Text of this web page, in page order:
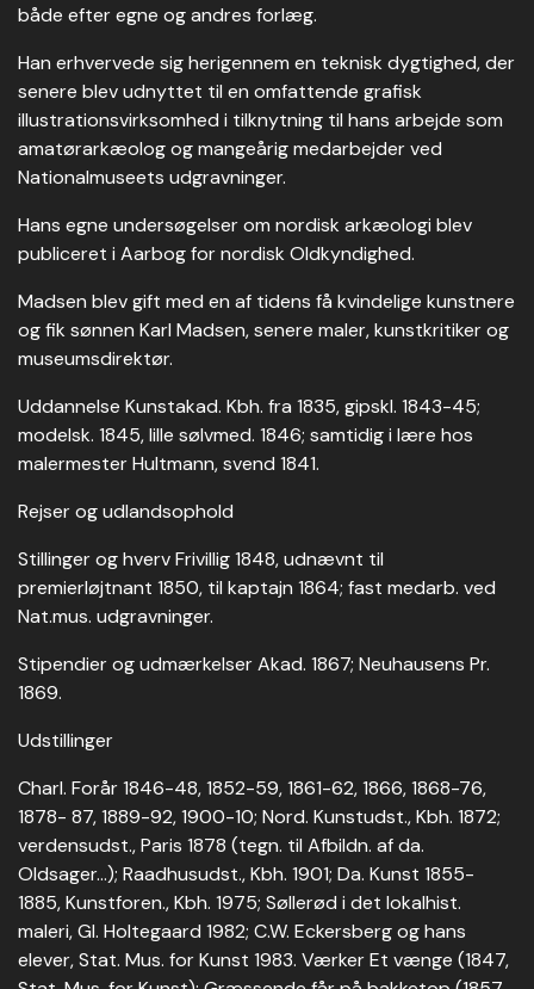
både efter egne og andres forlæg.
Han erhvervede sig herigennem en teknisk dygtighed, der
senere blev udnyttet til en omfattende grafisk
illustrationsvirksomhed i tilknytning til hans arbejde som
amatørarkæolog og mangeårig medarbejder ved
Nationalmuseets udgravninger.
Hans egne undersøgelser om nordisk arkæologi blev
publiceret i Aarbog for nordisk Oldkyndighed.
Madsen blev gift med en af tidens få kvindelige kunstnere
og fik sønnen Karl Madsen, senere maler, kunstkritiker og
museumsdirektør.
Uddannelse Kunstakad. Kbh. fra 1835, gipskl. 1843-45;
modelsk. 1845, lille sølvmed. 1846; samtidig i lære hos
malermester Hultmann, svend 1841.
Rejser og udlandsophold
Stillinger og hverv Frivillig 1848, udnævnt til
premierløjtnant 1850, til kaptajn 1864; fast medarb. ved
Nat.mus. udgravninger.
Stipendier og udmærkelser Akad. 1867; Neuhausens Pr.
1869.
Udstillinger
Charl. Forår 1846-48, 1852-59, 1861-62, 1866, 1868-76,
1878- 87, 1889-92, 1900-10; Nord. Kunstudst., Kbh. 1872;
verdensudst., Paris 1878 (tegn. til Afbildn. af da.
Oldsager...); Raadhusudst., Kbh. 1901; Da. Kunst 1855-
1885, Kunstforen., Kbh. 1975; Søllerød i det lokalhist.
maleri, Gl. Holtegaard 1982; C.W. Eckersberg og hans
elever, Stat. Mus. for Kunst 1983. Værker Et vænge (1847,